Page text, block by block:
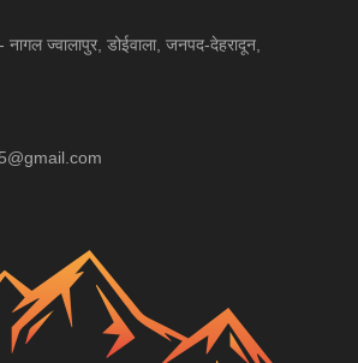
ज्वालापुर, डोईवाला, जनपद-देहरादून,